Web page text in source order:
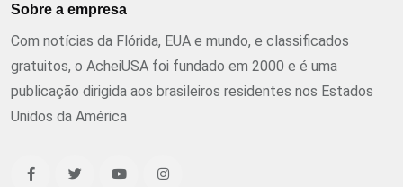
Sobre a empresa
Com notícias da Flórida, EUA e mundo, e classificados
gratuitos, o AcheiUSA foi fundado em 2000 e é uma
publicação dirigida aos brasileiros residentes nos Estados
Unidos da América